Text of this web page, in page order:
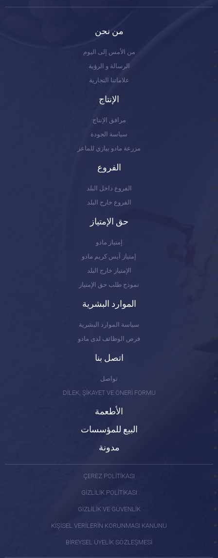
من نحن
من الأمس إلى اليوم
الرسالة و الرؤية
علاماتنا التجارية
الإنتاج
مرافق الإنتاج
سياسة الجودة
مزرعة مادو بيازي للماعز
الفروع
الفروع داخل البلد
الفروع خارج البلد
حق الإمتياز
إمتياز مادو
إمتياز آيس كريم مادو
الإمتياز خارج البلد
نموذج طلب حق الإمتياز
الموارد البشرية
سياسة الموارد البشرية
فرص الوظائف لدى مادو
اتصل بنا
تواصل
DİLEK, ŞİKAYET VE ÖNERİ FORMU
الأطعمة
البيع للمؤسسات
مدونة
ÇEREZ POLİTİKASI
GİZLİLİK POLİTİKASI
GİZLİLİK VE GÜVENLİK
KİŞİSEL VERİLERİN KORUNMASI KANUNU
BİREYSEL ÜYELİK SÖZLEŞMESİ